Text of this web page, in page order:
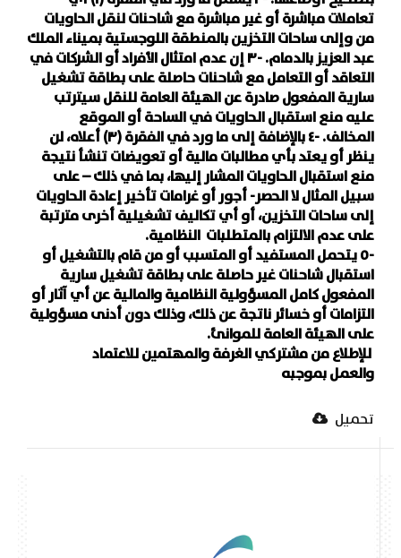
تعاملات مباشرة أو غير مباشرة مع شاحنات لنقل الحاويات
من وإلى ساحات التخزين بالمنطقة اللوجستية بميناء الملك
عبد العزيز بالدمام. -٣ إن عدم امتثال الأفراد أو الشركات في
التعاقد أو التعامل مع شاحنات حاصلة على بطاقة تشغيل
سارية المفعول صادرة عن الهيئة العامة للنقل سيترتب
عليه منع استقبال الحاويات في الساحة أو الموقع
المخالف. -٤ بالإضافة إلى ما ورد في الفقرة (٣) أعلاه، لن
ينظر أو يعتد بأي مطالبات مالية أو تعويضات تنشأ نتيجة
منع استقبال الحاويات المشار إليها، بما في ذلك – على
سبيل المثال لا الحصر- أجور أو غرامات تأخير إعادة الحاويات
إلى ساحات التخزين، أو أي تكاليف تشغيلية أخرى مترتبة
على عدم الالتزام بالمتطلبات النظامية.
-٥ يتحمل المستفيد أو المتسبب أو من قام بالتشغيل أو
استقبال شاحنات غير حاصلة على بطاقة تشغيل سارية
المفعول كامل المسؤولية النظامية والمالية عن أي آثار أو
التزامات أو خسائر ناتجة عن ذلك، وذلك دون أدنى مسؤولية
على الهيئة العامة للموانئ.
للإطلاع من مشتركي الغرفة والمهتمين للاعتماد
والعمل بموجبه
تحميل